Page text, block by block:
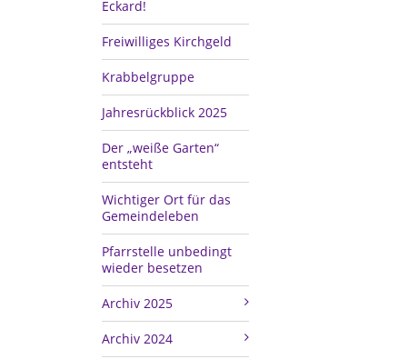
Eckard!
Freiwilliges Kirchgeld
Krabbelgruppe
Jahresrückblick 2025
Der „weiße Garten“
entsteht
Wichtiger Ort für das
Gemeindeleben
Pfarrstelle unbedingt
wieder besetzen
Archiv 2025
Archiv 2024